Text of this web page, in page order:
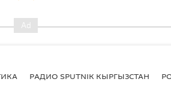
РАДИО SPUTNIK КЫРГЫЗСТАН